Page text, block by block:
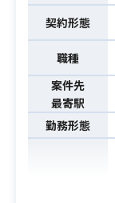
契約形態
職種
案件先
最寄駅
勤務形態